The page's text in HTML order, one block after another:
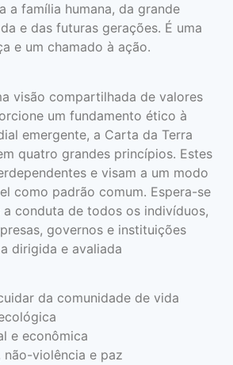
a família humana, da grande
e das futuras gerações. É uma
e um chamado à ação.
visão compartilhada de valores
um fundamento ético à
emergente, a Carta da Terra
quatro grandes princípios. Estes
e visam a um modo
como padrão comum. Espera-se
a conduta de todos os indivíduos,
governos e instituições
dirigida e avaliada
da comunidade de vida
e econômica
não-violência e paz